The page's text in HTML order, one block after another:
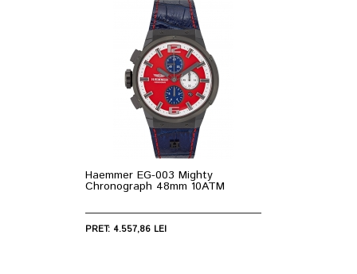
Haemmer EG-003 Mighty
Chronograph 48mm 10ATM
PRET: 4.557,86 LEI